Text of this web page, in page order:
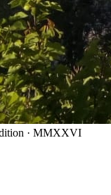
· MMXXVI